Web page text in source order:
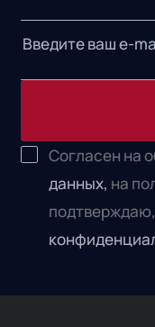
Согласен на
данных, на